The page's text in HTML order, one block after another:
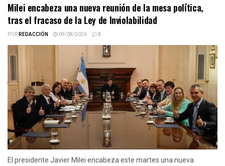
Milei encabeza una nueva reunión de la mesa política,
tras el fracaso de la Ley de Inviolabilidad
PORREDACCIÓN 09/08/2026 0
El presidente Javier Milei encabeza este martes una nueva